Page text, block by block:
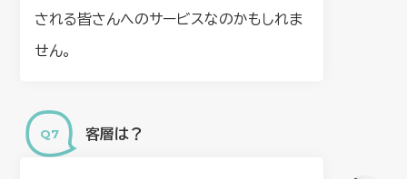
される皆さんへのサービスなのかもしれま
せん。
客層は？